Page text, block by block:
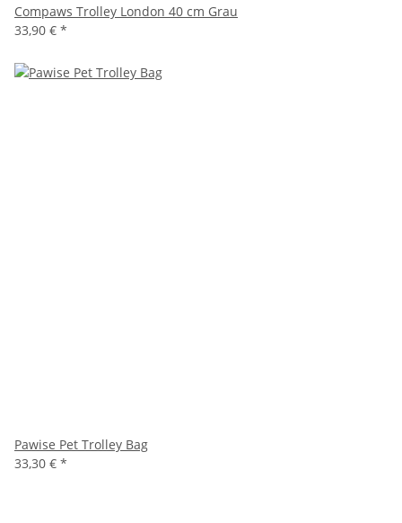
Compaws Trolley London 40 cm Grau
33,90 € *
Pawise Pet Trolley Bag
33,30 € *